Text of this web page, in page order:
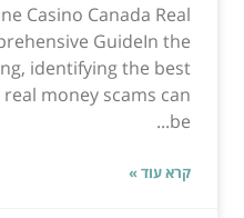
Casino Canada Real
GuideIn the
identifying the best
money scams can
be...
קרא עוד »